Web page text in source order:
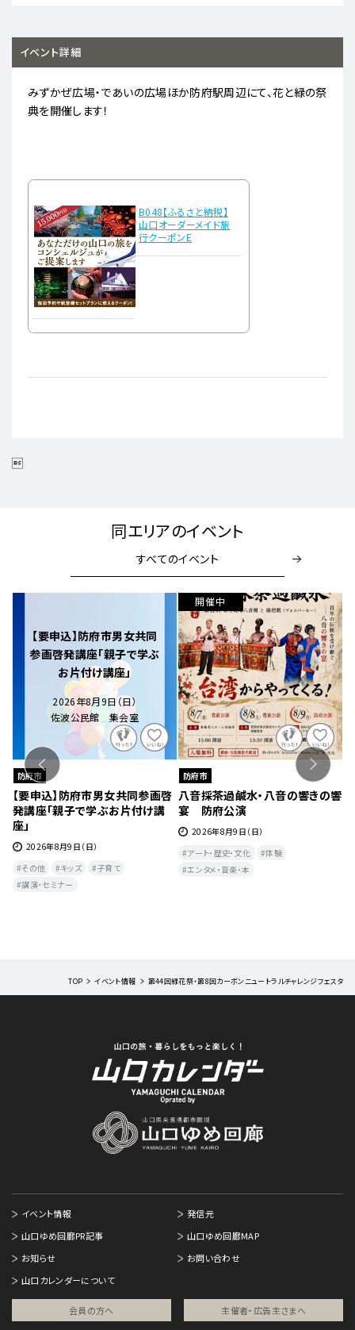
イベント詳細
みずかぜ広場・であいの広場ほか防府駅周辺にて、花と緑の祭
典を開催します！
B048【ふるさと納税】
山口オーダーメイド旅
行クーポンE

同エリアのイベント
すべてのイベント
【要申込】防府市男女共同
参画啓発講座「親子で学ぶ
お片付け講座」
2026年8月9日（日）
佐波公民館 集会室
防府市
【要申込】防府市男女共同参画啓
発講座「親子で学ぶお片付け講
座」
2026年8月9日（日）
その他
キッズ
子育て
講演・セミナー
開催中
防府市
八音採茶過鹹水・八音の響きの響
宴 防府公演
2026年8月9日（日）
アート・歴史・文化
体験
エンタメ・音楽・本
TOP イベント情報 第44回緑花祭・第8回カーボンニュートラルチャレンジフェスタ
イベント情報
発信元
山口ゆめ回廊PR記事
山口ゆめ回廊MAP
お知らせ
お問い合わせ
山口カレンダーについて
会員の方へ 主催者・広告主さまへ​